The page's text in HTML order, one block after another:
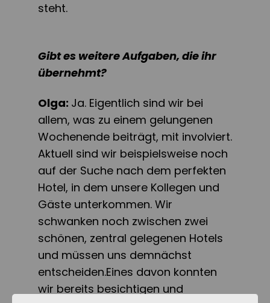
steht.
Gibt es weitere Aufgaben, die ihr
übernehmt?
Olga: Ja. Eigentlich sind wir bei
allem, was zu einem gelungenen
Wochenende beiträgt, mit involviert.
Aktuell sind wir beispielsweise noch
auf der Suche nach dem perfekten
Hotel, in dem unsere Kollegen und
Gäste unterkommen. Wir
schwanken noch zwischen zwei
schönen, zentral gelegenen Hotels
und müssen uns demnächst
entscheiden.Eines davon konnten
wir bereits besichtigen und